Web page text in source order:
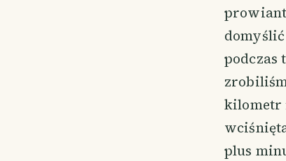
podczas
kilometr
plus